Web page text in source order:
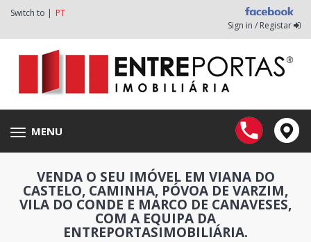
Switch to | PT
Sign in / Registar
Toggle
navigation
MENU
VENDA O SEU IMÓVEL EM VIANA DO
CASTELO, CAMINHA, PÓVOA DE VARZIM,
VILA DO CONDE E MARCO DE CANAVESES,
COM A EQUIPA DA
ENTREPORTASIMOBILIÁRIA.